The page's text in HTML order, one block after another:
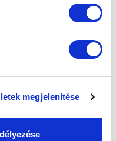
megjelenítése
Iratkozzon fel ingyenes